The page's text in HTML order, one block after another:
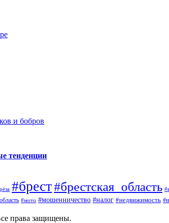
и бобров
тенденции
#брест#брестская_область
#мото #мошенничество #налог #недвижимость
права защищены.